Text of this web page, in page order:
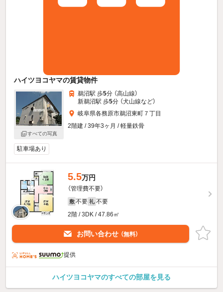
ハイツヨコヤマの賃貸物件
すべての写真
鵜沼駅 歩5分 （高山線）
新鵜沼駅 歩5分 （犬山線など）
岐阜県各務原市鵜沼東町７丁目
2階建 / 39年3ヶ月 / 軽量鉄骨
駐車場あり
5.5万円
（管理費不要）
敷 不要 礼 不要
2階 / 3DK / 47.86㎡
お問い合わせ （無料）
提供
ハイツヨコヤマのすべての部屋を見る